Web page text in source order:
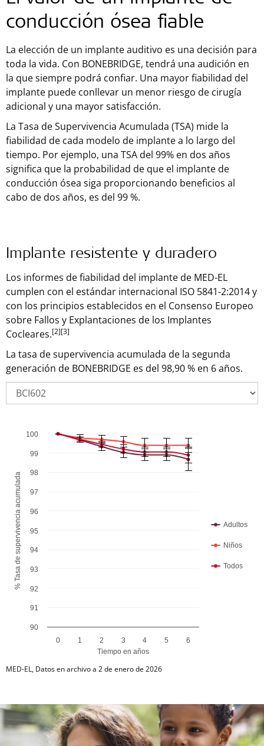
conducción ósea fiable
La elección de un implante auditivo es una decisión para
toda la vida. Con BONEBRIDGE, tendrá una audición en
la que siempre podrá confiar. Una mayor fiabilidad del
implante puede conllevar un menor riesgo de cirugía
adicional y una mayor satisfacción.
La Tasa de Supervivencia Acumulada (TSA) mide la
fiabilidad de cada modelo de implante a lo largo del
tiempo. Por ejemplo, una TSA del 99% en dos años
significa que la probabilidad de que el implante de
conducción ósea siga proporcionando beneficios al
cabo de dos años, es del 99 %.
Implante resistente y duradero
Los informes de fiabilidad del implante de MED-EL
cumplen con el estándar internacional ISO 5841-2:2014 y
con los principios establecidos en el Consenso Europeo
sobre Fallos y Explantaciones de los Implantes
Cocleares.[2][3]
La tasa de supervivencia acumulada de la segunda
generación de BONEBRIDGE es del 98,90 % en 6 años.
Chart
Combination chart with 6 data series.
The chart has 1 X axis displaying Tiempo en años.
The chart has 1 Y axis displaying % Tasa de
Tiempo en años
% Tasa de supervivencia acumulada Adultos
Niños
Todos
0 1 2 3 4 5 6
90
91
92
93
94
95
96
97
98
99
100
End of interactive chart.
MED-EL, Datos en archivo a 2 de enero de 2026